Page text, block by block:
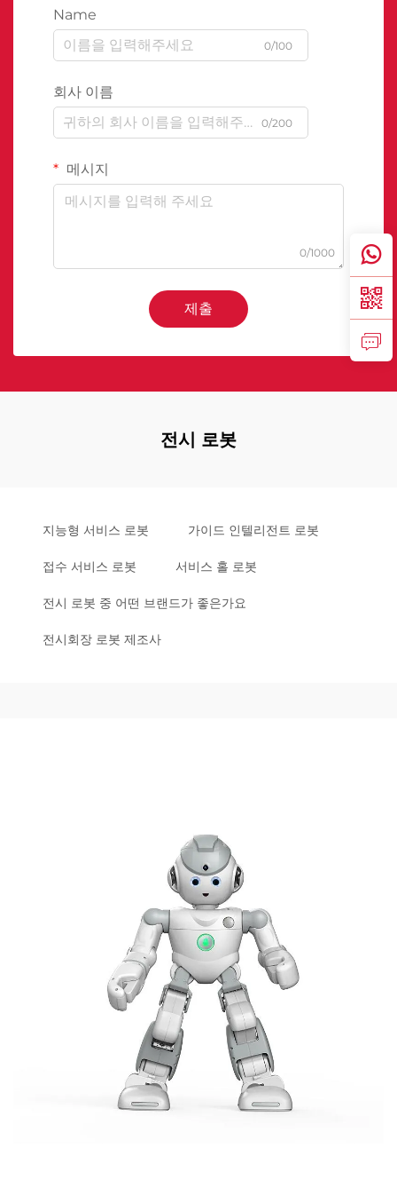
Name
0/100
회사 이름
0/200
메시지
0/1000
제출
전시 로봇
지능형 서비스 로봇 가이드 인텔리전트 로봇
접수 서비스 로봇 서비스 홀 로봇
전시 로봇 중 어떤 브랜드가 좋은가요
전시회장 로봇 제조사